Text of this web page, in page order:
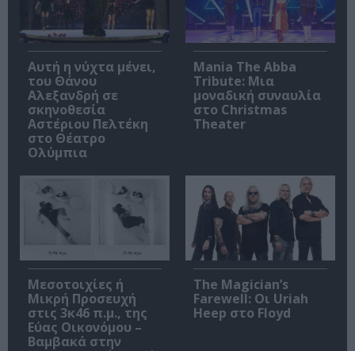
Αυτή η νύχτα μένει,
του Θάνου
Αλεξανδρή σε
σκηνοθεσία
Αστέριου Πελτέκη
στο Θέατρο
Ολύμπια
Mania The Abba
Tribute: Μια
μοναδική συναυλία
στο Christmas
Theater
Μεσοτοιχίες ή
Μικρή Προσευχή
στις 3κ46 π.μ., της
Εύας Οικονόμου –
Βαμβακά στην
The Magician’s
Farewell: Οι Uriah
Heep στο Floyd